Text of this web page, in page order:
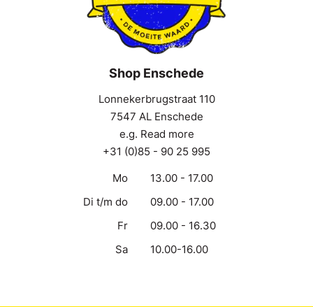
Shop Enschede
Lonnekerbrugstraat 110
7547 AL Enschede
e.g. Read more
+31 (0)85 - 90 25 995
Mo
13.00 - 17.00
Di t/m do
09.00 - 17.00
Fr
09.00 - 16.30
Sa
10.00-16.00